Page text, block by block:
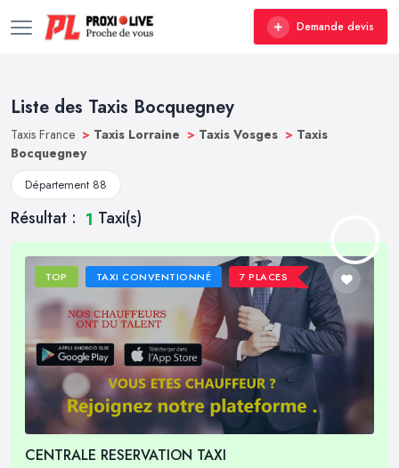
Demande devis
Liste des Taxis Bocquegney
Taxis France > Taxis Lorraine > Taxis Vosges > Taxis
Bocquegney
Département 88
Résultat : 1 Taxi(s)
TOP TAXI CONVENTIONNÉ 7 PLACES
CENTRALE RESERVATION TAXI